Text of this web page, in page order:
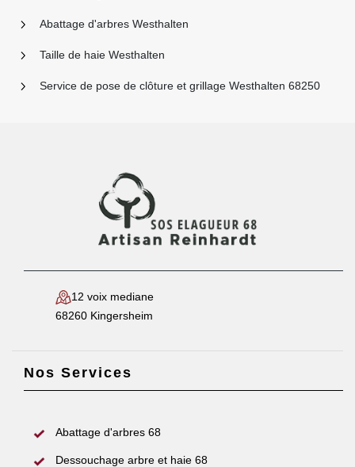
Abattage d'arbres Westhalten
Taille de haie Westhalten
Service de pose de clôture et grillage Westhalten 68250
12 voix mediane
68260 Kingersheim
Nos Services
Abattage d'arbres 68
Dessouchage arbre et haie 68